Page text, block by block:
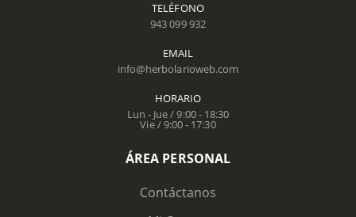
TELÉFONO
943 099 932
EMAIL
info@herbolarioweb.com
HORARIO
Lun - Jue / 9:00 - 18:30
Vie / 9:00 - 17:30
ÁREA PERSONAL
Contáctanos